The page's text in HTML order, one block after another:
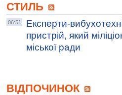
СТИЛЬ
06:51
Експерти-
пристрій, який
міської ради
ВІДПОЧИНОК